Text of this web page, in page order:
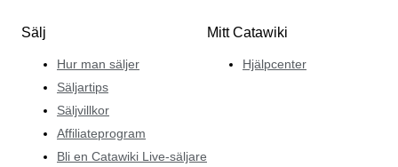
Sälj
Hur man säljer
Säljartips
Säljvillkor
Affiliateprogram
Bli en Catawiki Live-säljare
Mitt Catawiki
Hjälpcenter